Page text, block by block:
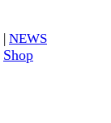
NEWS
Shop